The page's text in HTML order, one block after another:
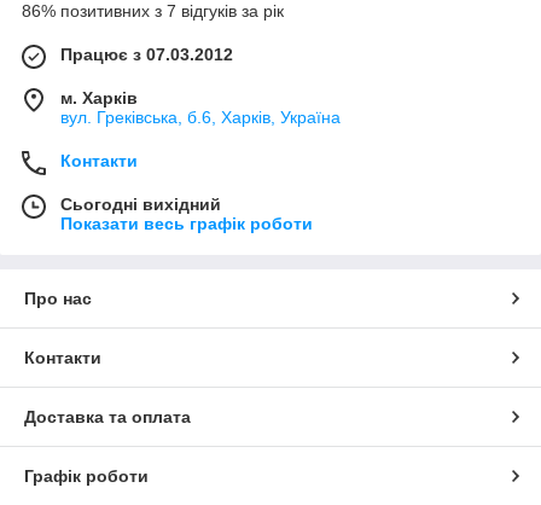
86% позитивних з 7 відгуків за рік
Працює з 07.03.2012
м. Харків
вул. Греківська, б.6, Харків, Україна
Контакти
Сьогодні вихідний
Показати весь графік роботи
Про нас
Контакти
Доставка та оплата
Графік роботи